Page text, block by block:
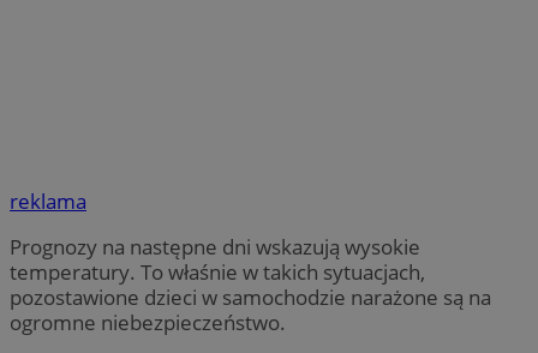
reklama
Prognozy na następne dni wskazują wysokie
temperatury. To właśnie w takich sytuacjach,
pozostawione dzieci w samochodzie narażone są na
ogromne niebezpieczeństwo.